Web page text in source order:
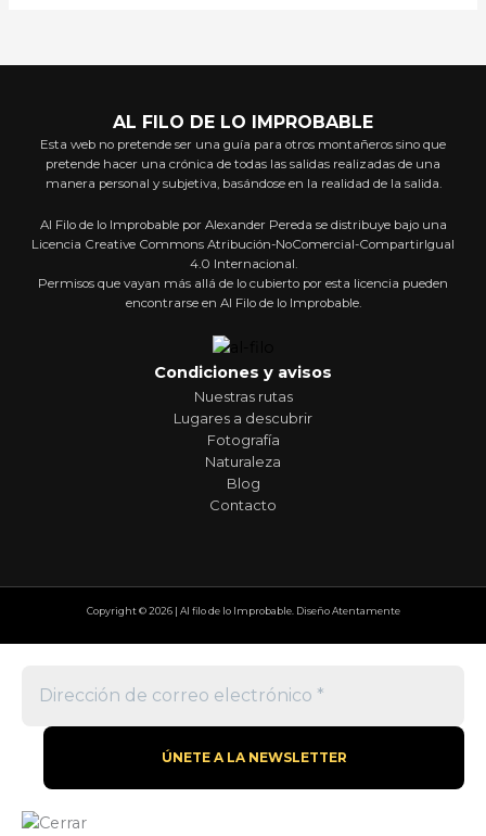
AL FILO DE LO IMPROBABLE
Esta web no pretende ser una guía para otros montañeros sino que
pretende hacer una crónica de todas las salidas realizadas de una
manera personal y subjetiva, basándose en la realidad de la salida.
Al Filo de lo Improbable por Alexander Pereda se distribuye bajo una
Licencia Creative Commons Atribución-NoComercial-CompartirIgual
4.0 Internacional.
Permisos que vayan más allá de lo cubierto por esta licencia pueden
encontrarse en Al Filo de lo Improbable.
Condiciones y avisos
Nuestras rutas
Lugares a descubrir
Fotografía
Naturaleza
Blog
Contacto
Copyright © 2026 | Al filo de lo Improbable. Diseño Atentamente